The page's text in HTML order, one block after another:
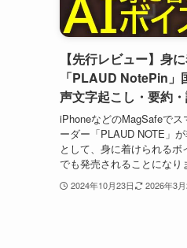
【先行レビュー】身
「PLAUD NotePin
声文字起こし・要約
iPhoneなどのMagSafeで
ーダー「PLAUD NOTE」
として、身に着けられる
でも発売されることにな
2024年10月23日 2026年3